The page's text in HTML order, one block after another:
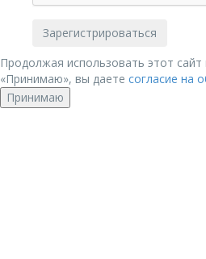
Продолжая использовать этот
«Принимаю», вы даете согласие на
Принимаю